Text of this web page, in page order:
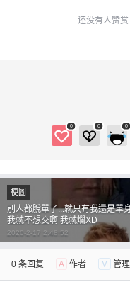
还没有人赞赏
0 0 0
梗圖
別人都脫單了...就只有我還是單
我就不想交啊 我就爛XD
2020-2-17 2:48:52
0 条回复 A 作者 M 管